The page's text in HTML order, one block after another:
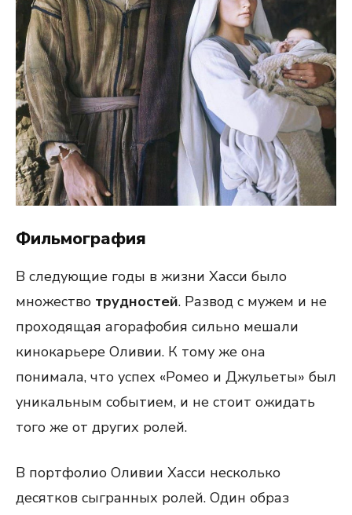
Фильмография
В следующие годы в жизни Хасси было
множество трудностей. Развод с мужем и не
проходящая агорафобия сильно мешали
кинокарьере Оливии. К тому же она
понимала, что успех «Ромео и Джульеты» был
уникальным событием, и не стоит ожидать
того же от других ролей.
В портфолио Оливии Хасси несколько
десятков сыгранных ролей. Один образ